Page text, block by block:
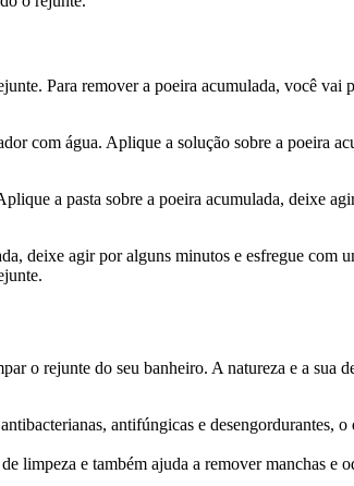
Para remover a poeira acumulada, você vai
com água. Aplique a solução sobre a poeira
a pasta sobre a poeira acumulada, deixe
deixe agir por alguns minutos e esfregue com
o rejunte do seu banheiro. A natureza e a sua
antifúngicas e desengordurantes,
limpeza e também ajuda a remover manchas e